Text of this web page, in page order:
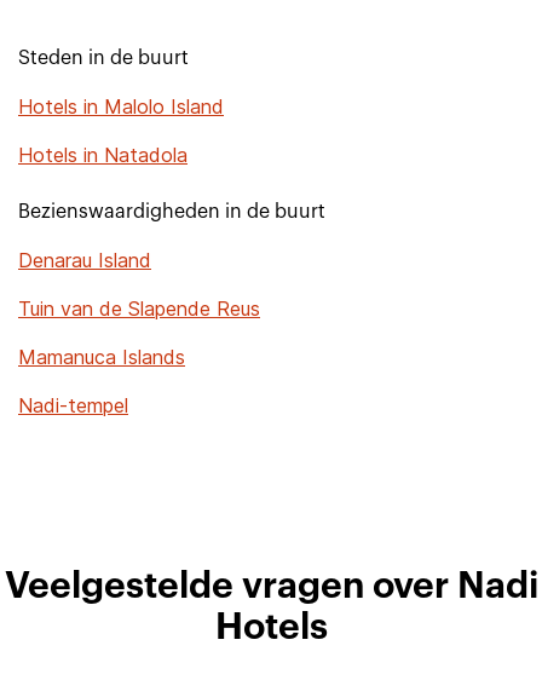
Steden in de buurt
Hotels in Malolo Island
Hotels in Natadola
Bezienswaardigheden in de buurt
Denarau Island
Tuin van de Slapende Reus
Mamanuca Islands
Nadi-tempel
Veelgestelde vragen over Nadi
Hotels